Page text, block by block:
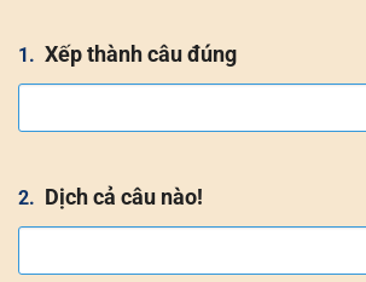
1. Xếp thành câu đúng
2. Dịch cả câu nào!